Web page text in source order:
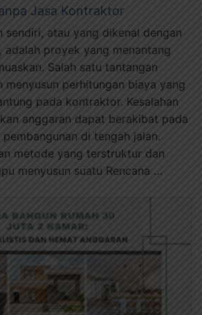
Jasa Kontraktor
sendiri, atau yang dikenal dengan
adalah proyek yang menantang
Salah satu tantangan
menyusun perhitungan biaya yang
pada kontraktor. Kesalahan
anggaran dapat berakibat pada
di tengah jalan.
metode yang terstruktur dan
menyusun suatu Rencana …